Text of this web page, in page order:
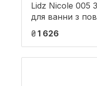
Lidz Nicole 005
для ванни з
виливом (з
гарнітуром)
43)
₴1 626